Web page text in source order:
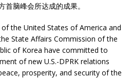
首脑峰会所达成的成果。
the United States of America and
State Affairs Commission of the
of Korea have committed to
of new U.S.-DPRK relations
prosperity, and security of the